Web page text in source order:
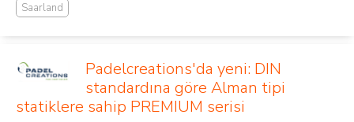
Saarland
Padelcreations'da yeni: DIN
standardına göre Alman tipi
statiklere sahip PREMIUM serisi